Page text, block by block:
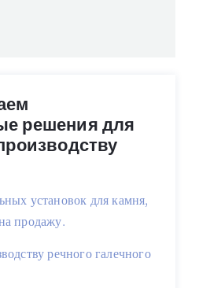
решения для
установок для камня,
продажу.
речного галечного